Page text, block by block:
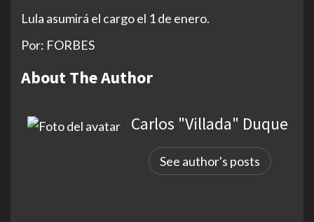
Lula asumirá el cargo el 1 de enero.
Por: FORBES
About The Author
Carlos "Villada" Duque
See author's posts